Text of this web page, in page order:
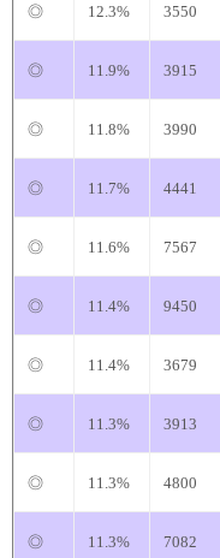
◎ 12.3% 3550
◎ 11.9% 3915
◎ 11.8% 3990
◎ 11.7% 4441
◎ 11.6% 7567
◎ 11.4% 9450
◎ 11.4% 3679
◎ 11.3% 3913
◎ 11.3% 4800
◎ 11.3% 7082